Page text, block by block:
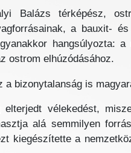
Balázs térképész,
a bauxit-
hangsúlyozta:
ostrom elhúzódásához.
bizonytalanság is
vélekedést,
alá semmilyen
kiegészítette a